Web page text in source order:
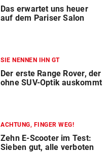
Das erwartet uns heuer
auf dem Pariser Salon
SIE NENNEN IHN GT
Der erste Range Rover, der
ohne SUV-Optik auskommt
ACHTUNG, FINGER WEG!
Zehn E-Scooter im Test:
Sieben gut, alle verboten